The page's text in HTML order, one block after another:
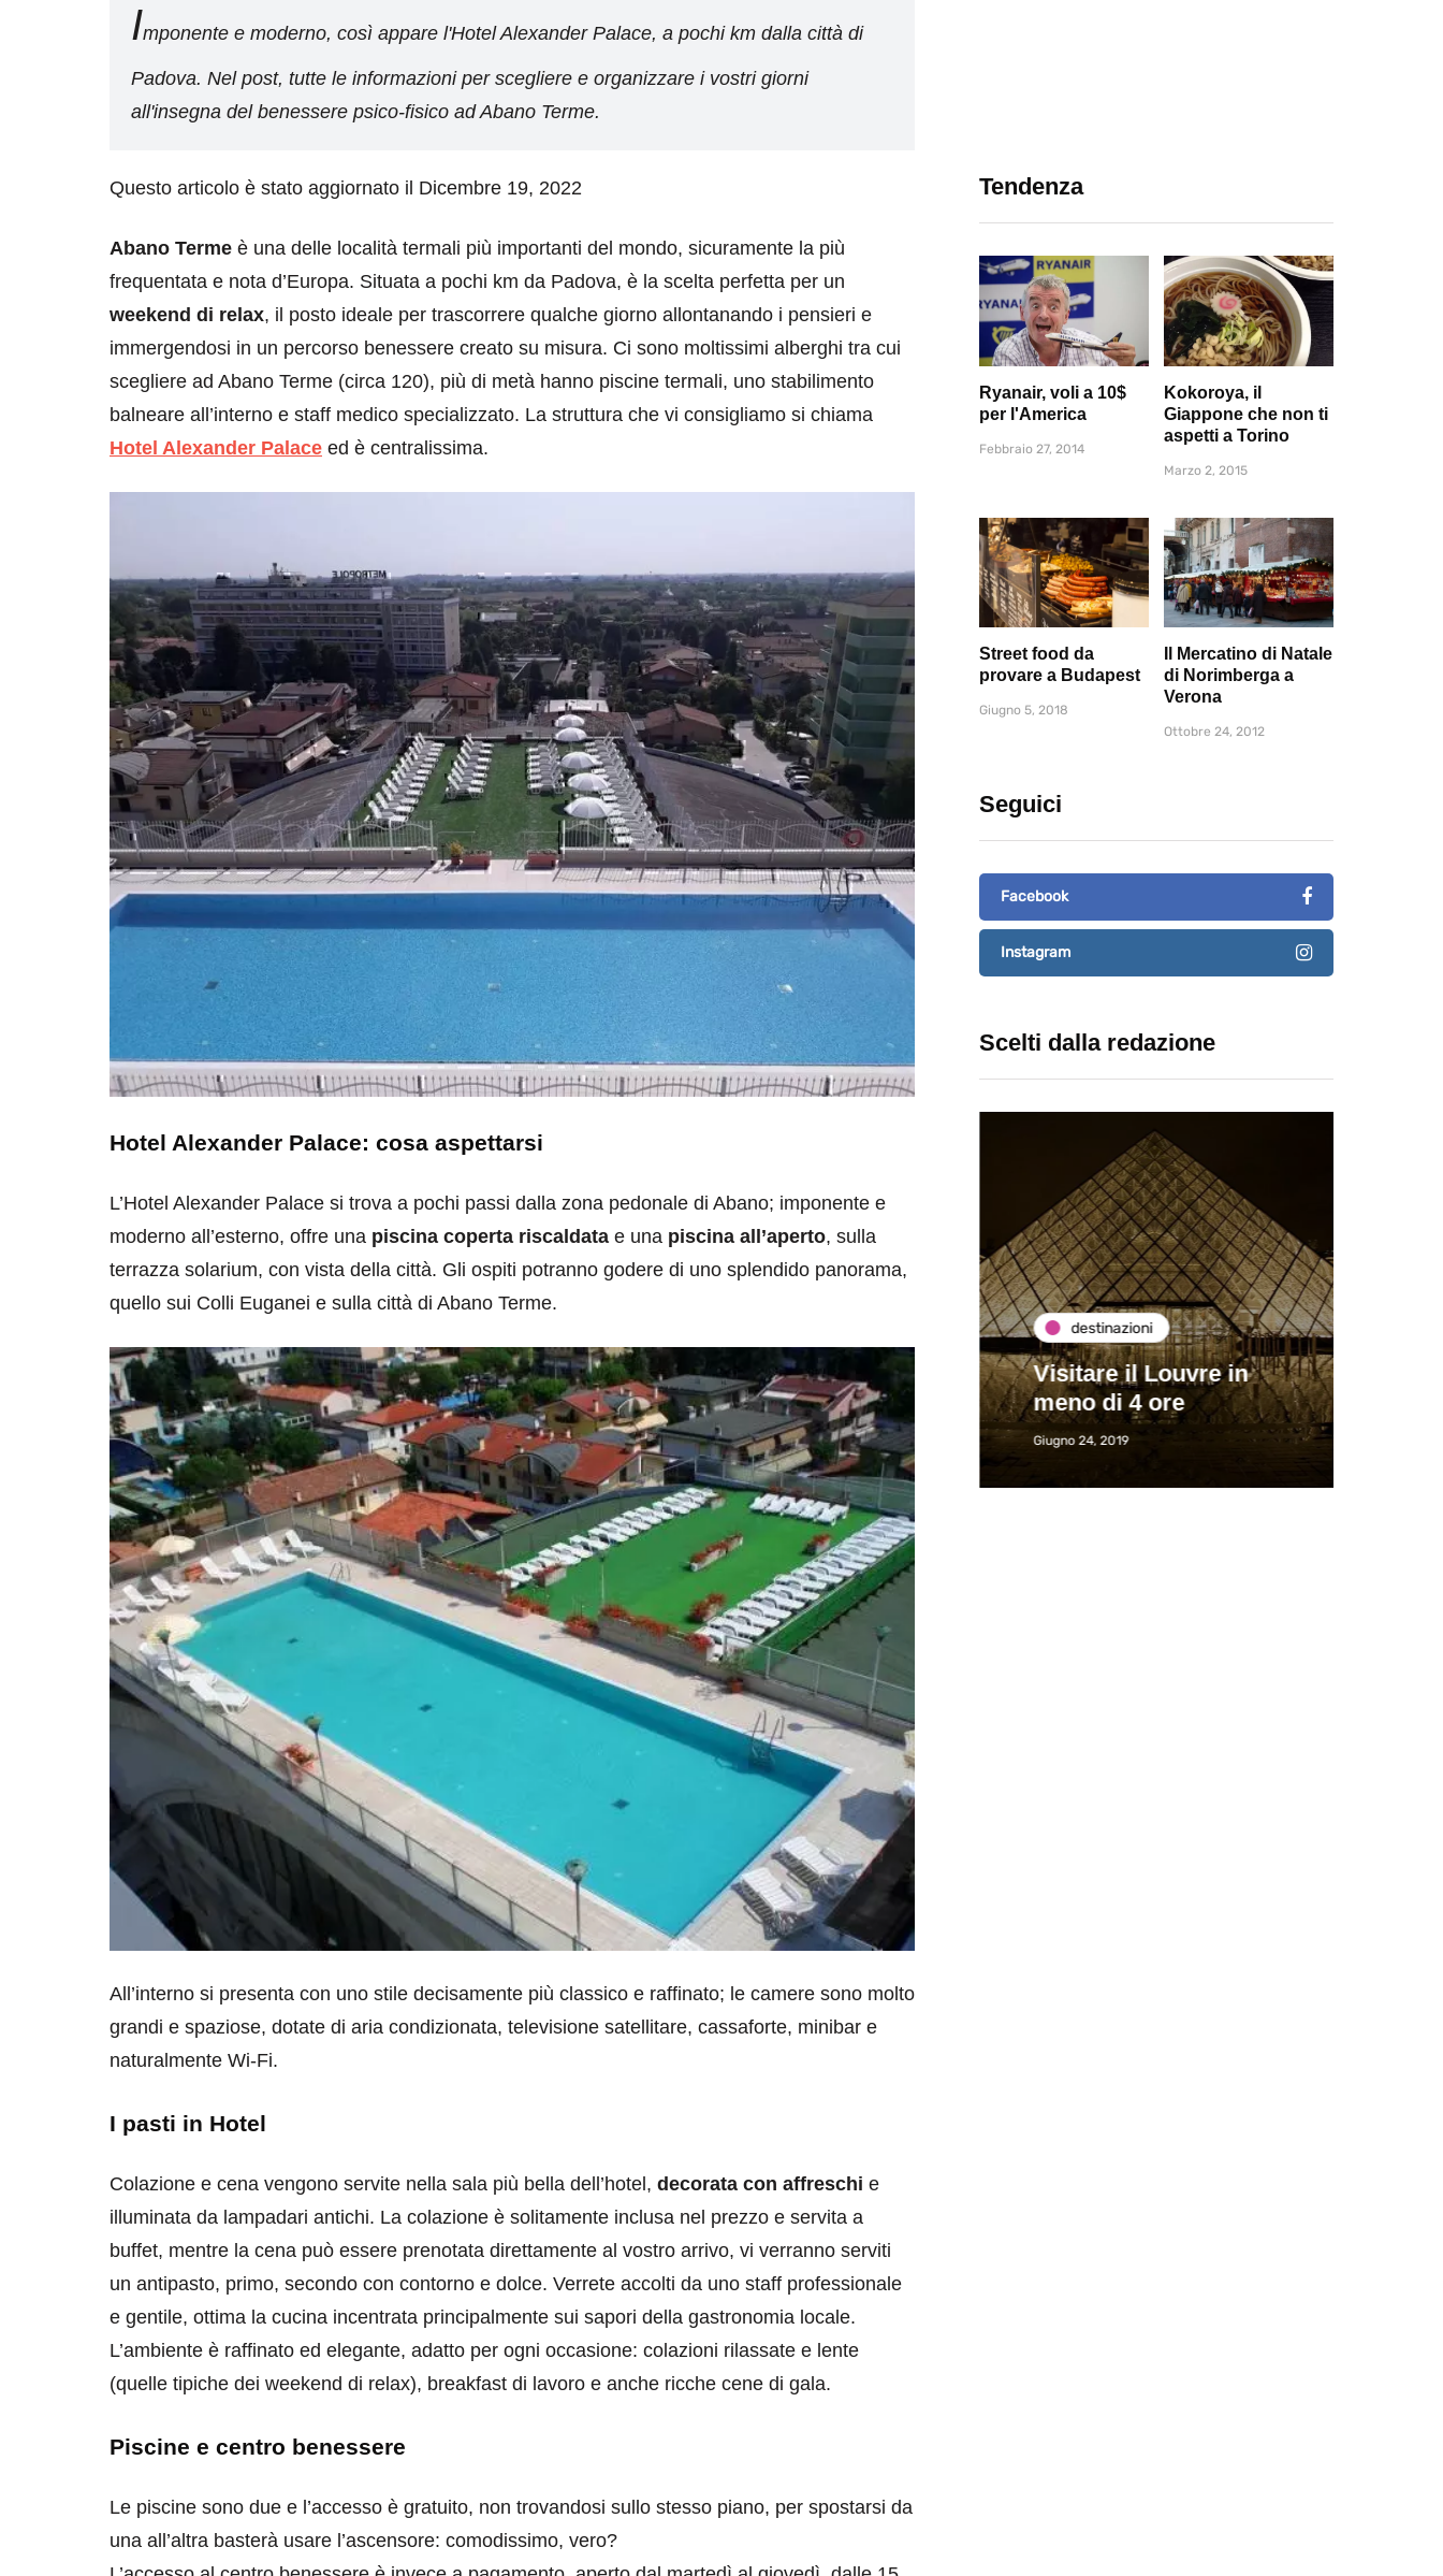
Imponente e moderno, così appare l'Hotel Alexander Palace, a pochi km dalla città di
Padova. Nel post, tutte le informazioni per scegliere e organizzare i vostri giorni
all'insegna del benessere psico-fisico ad Abano Terme.
Questo articolo è stato aggiornato il Dicembre 19, 2022
Abano Terme è una delle località termali più importanti del mondo, sicuramente la più
frequentata e nota d’Europa. Situata a pochi km da Padova, è la scelta perfetta per un
weekend di relax, il posto ideale per trascorrere qualche giorno allontanando i pensieri e
immergendosi in un percorso benessere creato su misura. Ci sono moltissimi alberghi tra cui
scegliere ad Abano Terme (circa 120), più di metà hanno piscine termali, uno stabilimento
balneare all’interno e staff medico specializzato. La struttura che vi consigliamo si chiama
Hotel Alexander Palace ed è centralissima.
Hotel Alexander Palace: cosa aspettarsi
L’Hotel Alexander Palace si trova a pochi passi dalla zona pedonale di Abano; imponente e
moderno all’esterno, offre una piscina coperta riscaldata e una piscina all’aperto, sulla
terrazza solarium, con vista della città. Gli ospiti potranno godere di uno splendido panorama,
quello sui Colli Euganei e sulla città di Abano Terme.
All’interno si presenta con uno stile decisamente più classico e raffinato; le camere sono molto
grandi e spaziose, dotate di aria condizionata, televisione satellitare, cassaforte, minibar e
naturalmente Wi-Fi.
I pasti in Hotel
Colazione e cena vengono servite nella sala più bella dell’hotel, decorata con affreschi e
illuminata da lampadari antichi. La colazione è solitamente inclusa nel prezzo e servita a
buffet, mentre la cena può essere prenotata direttamente al vostro arrivo, vi verranno serviti
un antipasto, primo, secondo con contorno e dolce. Verrete accolti da uno staff professionale
e gentile, ottima la cucina incentrata principalmente sui sapori della gastronomia locale.
L’ambiente è raffinato ed elegante, adatto per ogni occasione: colazioni rilassate e lente
(quelle tipiche dei weekend di relax), breakfast di lavoro e anche ricche cene di gala.
Piscine e centro benessere
Le piscine sono due e l’accesso è gratuito, non trovandosi sullo stesso piano, per spostarsi da
una all’altra basterà usare l’ascensore: comodissimo, vero?
Tendenza
Ryanair, voli a 10$
per l'America
Febbraio 27, 2014
Kokoroya, il
Giappone che non ti
aspetti a Torino
Marzo 2, 2015
Street food da
provare a Budapest
Giugno 5, 2018
Il Mercatino di Natale
di Norimberga a
Verona
Ottobre 24, 2012
Seguici
Facebook
Instagram
Scelti dalla redazione
il Louvre in
di 4 ore
Paros e la Grecia di
Immaturi il Viaggio
Giugno 26, 2013
Eventi di aprile 2026 a
Rimini e dintorni
Marzo 31, 2026
destinazioni
Visitare il Louvre in
meno di 4 ore
Giugno 24, 2019